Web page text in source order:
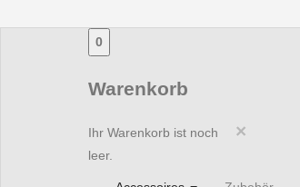
0
Warenkorb
×
Ihr Warenkorb ist noch
leer.